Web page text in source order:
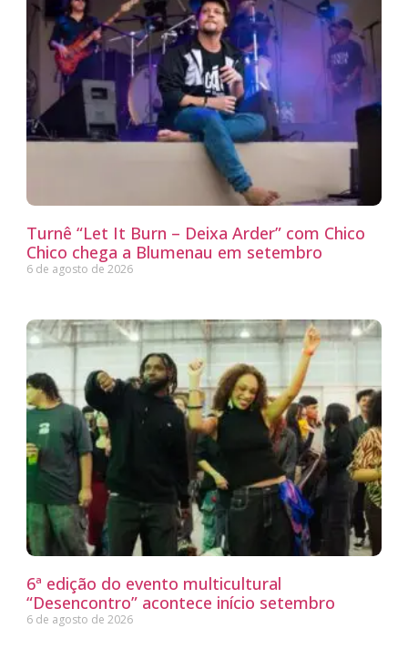
Turnê “Let It Burn – Deixa Arder” com Chico
Chico chega a Blumenau em setembro
6 de agosto de 2026
6ª edição do evento multicultural
“Desencontro” acontece início setembro
6 de agosto de 2026